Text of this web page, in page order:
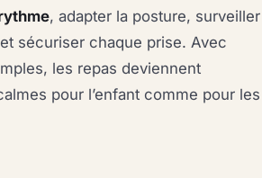
, adapter la posture, surveiller
sécuriser chaque prise. Avec
les repas deviennent
pour l’enfant comme pour les